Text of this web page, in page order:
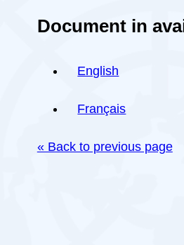
Document in
English
Français
« Back to previous page